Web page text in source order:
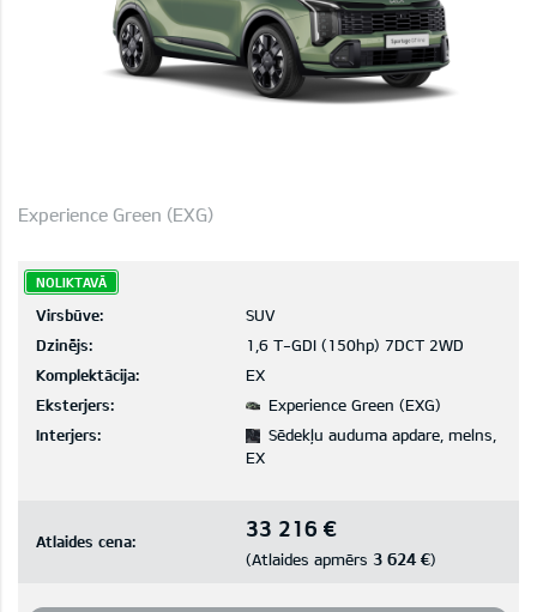
Experience Green (EXG)
NOLIKTAVĀ
Virsbūve:
SUV
Dzinējs:
1,6 T-GDI (150hp) 7DCT 2WD
Komplektācija:
EX
Eksterjers:
Experience Green (EXG)
Interjers:
Sēdekļu auduma apdare, melns,
EX
Atlaides cena: 33 216 €
(Atlaides apmērs 3 624 €)